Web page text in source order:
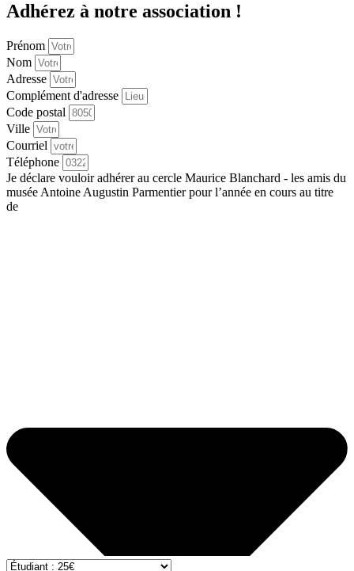
Adhérez à notre association !
Prénom
Nom
Adresse
Complément d'adresse
Code postal
Ville
Courriel
Téléphone
Je déclare vouloir adhérer au cercle Maurice Blanchard - les amis du
musée Antoine Augustin Parmentier pour l’année en cours au titre
de